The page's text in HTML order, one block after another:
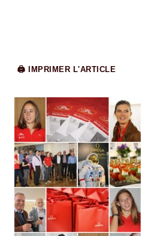
🖨 IMPRIMER L'ARTICLE